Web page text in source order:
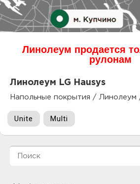
Линолеум продается
рулонам
Линолеум LG Hausys
Напольные покрытия / Линолеум
Unite Multi